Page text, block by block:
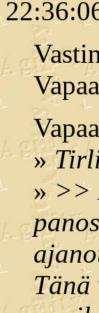
»
»>>
Tänä